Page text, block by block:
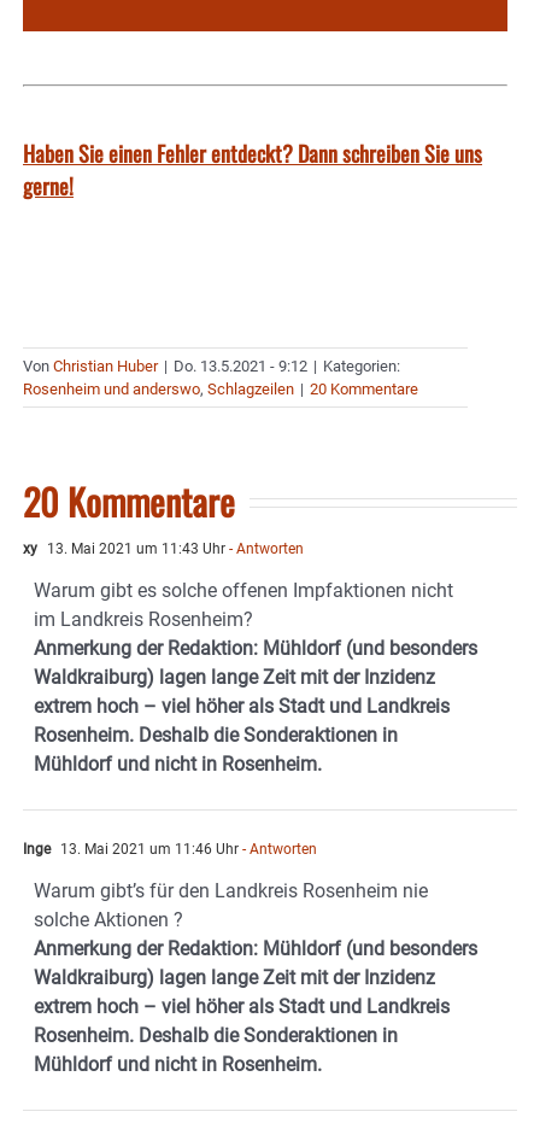
Haben Sie einen Fehler entdeckt? Dann schreiben Sie uns
gerne!
Von Christian Huber | Do. 13.5.2021 - 9:12 | Kategorien:
Rosenheim und anderswo, Schlagzeilen | 20 Kommentare
20 Kommentare
xy 13. Mai 2021 um 11:43 Uhr - Antworten
Warum gibt es solche offenen Impfaktionen nicht
im Landkreis Rosenheim?
Anmerkung der Redaktion: Mühldorf (und besonders
Waldkraiburg) lagen lange Zeit mit der Inzidenz
extrem hoch – viel höher als Stadt und Landkreis
Rosenheim. Deshalb die Sonderaktionen in
Mühldorf und nicht in Rosenheim.
Inge 13. Mai 2021 um 11:46 Uhr - Antworten
Warum gibt’s für den Landkreis Rosenheim nie
solche Aktionen ?
Anmerkung der Redaktion: Mühldorf (und besonders
Waldkraiburg) lagen lange Zeit mit der Inzidenz
extrem hoch – viel höher als Stadt und Landkreis
Rosenheim. Deshalb die Sonderaktionen in
Mühldorf und nicht in Rosenheim.